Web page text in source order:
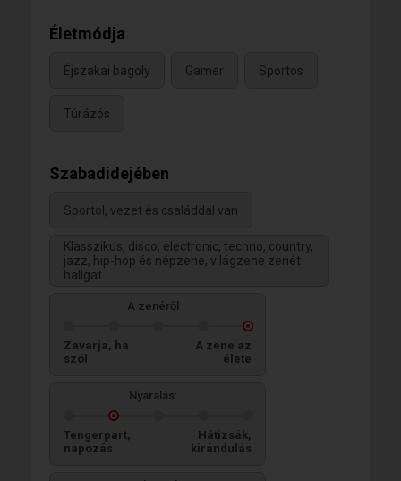
Életmódja
Éjszakai bagoly Gamer Sportos
Túrázós
Szabadidejében
Sportol, vezet és családdal van
Klasszikus, disco, electronic, techno, country,
jazz, hip-hop és népzene, világzene zenét
hallgat
A zenéről
Zavarja, ha
szól
A zene az
élete
Nyaralás:
Tengerpart,
napozás
Hátizsák,
kirándulás